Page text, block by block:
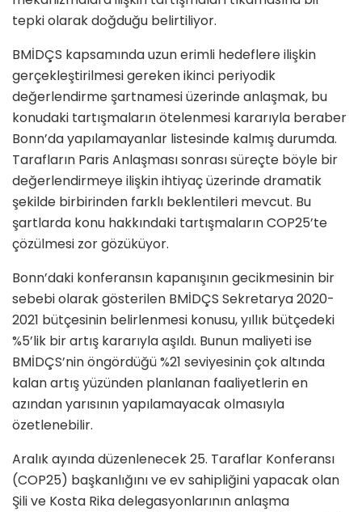
tepki olarak doğduğu belirtiliyor.
BMİDÇS kapsamında uzun erimli hedeflere ilişkin
gerçekleştirilmesi gereken ikinci periyodik
değerlendirme şartnamesi üzerinde anlaşmak, bu
konudaki tartışmaların ötelenmesi kararıyla beraber
Bonn’da yapılamayanlar listesinde kalmış durumda.
Tarafların Paris Anlaşması sonrası süreçte böyle bir
değerlendirmeye ilişkin ihtiyaç üzerinde dramatik
şekilde birbirinden farklı beklentileri mevcut. Bu
şartlarda konu hakkındaki tartışmaların COP25’te
çözülmesi zor gözüküyor.
Bonn’daki konferansın kapanışının gecikmesinin bir
sebebi olarak gösterilen BMİDÇS Sekretarya 2020-
2021 bütçesinin belirlenmesi konusu, yıllık bütçedeki
%5’lik bir artış kararıyla aşıldı. Bunun maliyeti ise
BMİDÇS’nin öngördüğü %21 seviyesinin çok altında
kalan artış yüzünden planlanan faaliyetlerin en
azından yarısının yapılamayacak olmasıyla
özetlenebilir.
Aralık ayında düzenlenecek 25. Taraflar Konferansı
(COP25) başkanlığını ve ev sahipliğini yapacak olan
Şili ve Kosta Rika delegasyonlarının anlaşma